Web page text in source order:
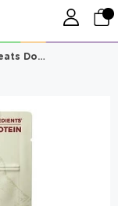
Acana Crunchy Pork Dog Treats Domuz Etli Köpek Ödülü 100 Gr